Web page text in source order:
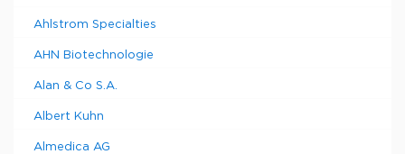
Ahlstrom Specialties
AHN Biotechnologie
Alan & Co S.A.
Albert Kuhn
Almedica AG